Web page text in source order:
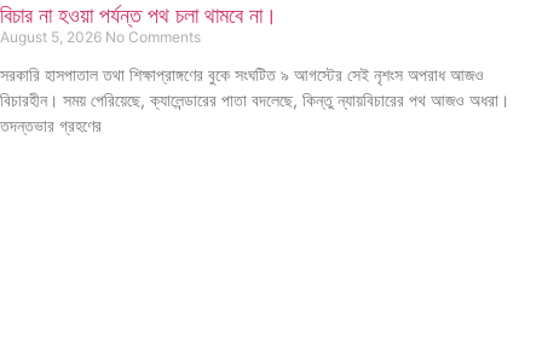
বিচার না হওয়া পর্যন্ত পথ চলা থামবে না।
August 5, 2026 No Comments
সরকারি হাসপাতাল তথা শিক্ষাপ্রাঙ্গণের বুকে সংঘটিত ৯ আগস্টের সেই নৃশংস অপরাধ আজও
বিচারহীন। সময় পেরিয়েছে, ক্যালেন্ডারের পাতা বদলেছে, কিন্তু ন্যায়বিচারের পথ আজও অধরা।
তদন্তভার গ্রহণের